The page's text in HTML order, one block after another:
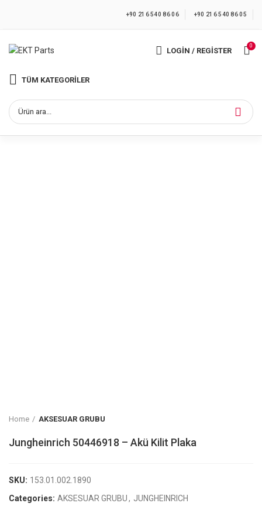
+90 216 540 86 06 +90 216 540 86 05
TÜM KATEGORILER
LOGIN / REGISTER
0
Home AKSESUAR GRUBU
Jungheinrich 50446918 – Akü Kilit Plaka
SKU: 153.01.002.1890
Categories: AKSESUAR GRUBU, JUNGHEINRICH